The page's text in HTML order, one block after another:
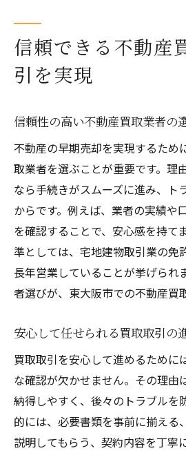
信頼できる不動産
引を実現
信頼性の高い不動産買取業者の
不動産の早期売却を実現するため
取業者を選ぶことが重要です。理
なら手続きがスムーズに進み、ト
からです。例えば、業者の実績や
を確認することで、安心感を持て
準としては、宅地建物取引業の免
長年営業していることが挙げられ
者選びが、東大阪市での不動産買
安心して任せられる買取取引の
買取取引を安心して進めるために
な確認が欠かせません。その理由
納得しやすく、後々のトラブルを
的には、必要書類を事前に揃える
説明してもらう、契約内容を丁寧